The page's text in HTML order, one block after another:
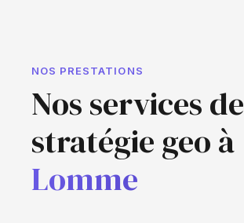
NOS PRESTATIONS
Nos services de
stratégie geo à
Lomme